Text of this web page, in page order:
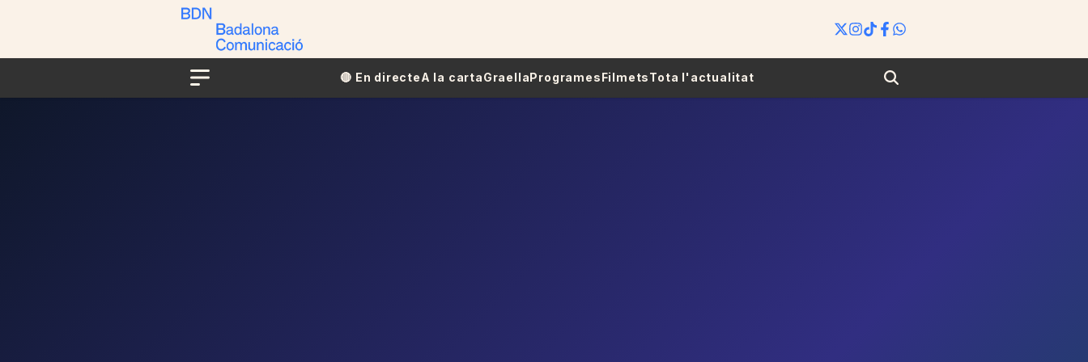
Menu
🔴​​ En directeA la cartaGraellaProgramesFilmetsTota l'actualitat Search